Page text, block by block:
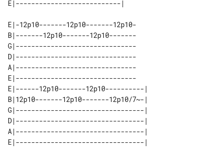
E|-12p10-------12p10-------12p10-
B|-------12p10-------12p10-------
G|-------------------------------
D|-------------------------------
A|-------------------------------
E|-------------------------------
E|------12p10-------12p10----------|
B|12p10-------12p10-------12p10/7~-|
G|---------------------------------|
D|---------------------------------|
A|---------------------------------|